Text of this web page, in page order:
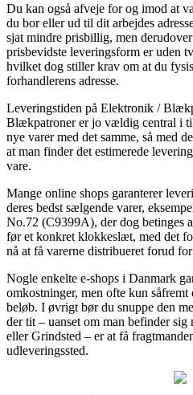
Du kan også afveje for og imod at
du bor eller ud til dit arbejdes
sjat mindre prisbillig, men
prisbevidste leveringsform er uden
hvilket dog stiller krav om at du
forhandlerens adresse.
Leveringstiden på Elektronik /
Blækpatroner er jo vældig central i
nye varer med det samme, så med
at man finder det estimerede
vare.
Mange online shops garanterer
deres bedst sælgende varer,
No.72 (C9399A), der dog betinges
før et konkret klokkeslæt, med det
nå at få varerne distribueret forud
Nogle enkelte e-shops i Danmark
omkostninger, men ofte kun
beløb. I øvrigt bør du snuppe den
der tit – uanset om man befinder
eller Grindsted – er at få
udleveringssted.